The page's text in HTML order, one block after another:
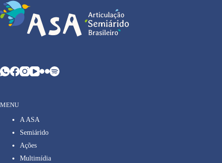
MENU
A ASA
Semiárido
Ações
Multimídia